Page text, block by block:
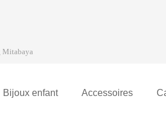
Mitabaya
Bijoux enfant Accessoires